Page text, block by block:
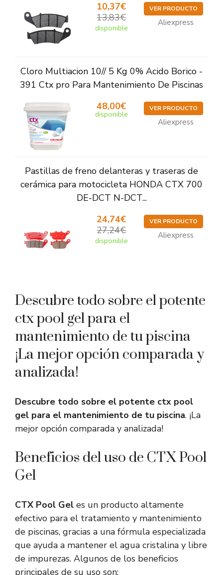
10,37€
13,83€
disponible
VER PRODUCTO
Aliexpress
Cloro Multiacion 10// 5 Kg 0% Acido Borico -
391 Ctx pro Para Mantenimiento De Piscinas
48,00€
disponible
VER PRODUCTO
Aliexpress
Pastillas de freno delanteras y traseras de
cerámica para motocicleta HONDA CTX 700
DE-DCT N-DCT...
24,74€
27,24€
disponible
VER PRODUCTO
Aliexpress
Descubre todo sobre el potente
ctx pool gel para el
mantenimiento de tu piscina
¡La mejor opción comparada y
analizada!
Descubre todo sobre el potente ctx pool
gel para el mantenimiento de tu piscina. ¡La
mejor opción comparada y analizada!
Beneficios del uso de CTX Pool
Gel
CTX Pool Gel es un producto altamente
efectivo para el tratamiento y mantenimiento
de piscinas, gracias a una fórmula especializada
que ayuda a mantener el agua cristalina y libre
de impurezas. Algunos de los beneficios
principales de su uso son: